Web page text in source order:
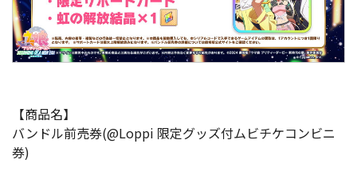
【商品名】
バンドル前売券(@Loppi 限定グッズ付ムビチケコンビニ
券)